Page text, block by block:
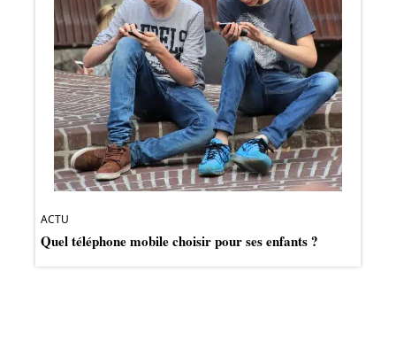
ACTU
Quel téléphone mobile choisir pour ses enfants ?